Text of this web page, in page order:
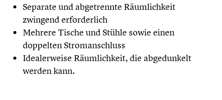
Separate und abgetrennte Räumlichkeit
zwingend erforderlich
Mehrere Tische und Stühle sowie einen
doppelten Stromanschluss
Idealerweise Räumlichkeit, die abgedunkelt
werden kann.